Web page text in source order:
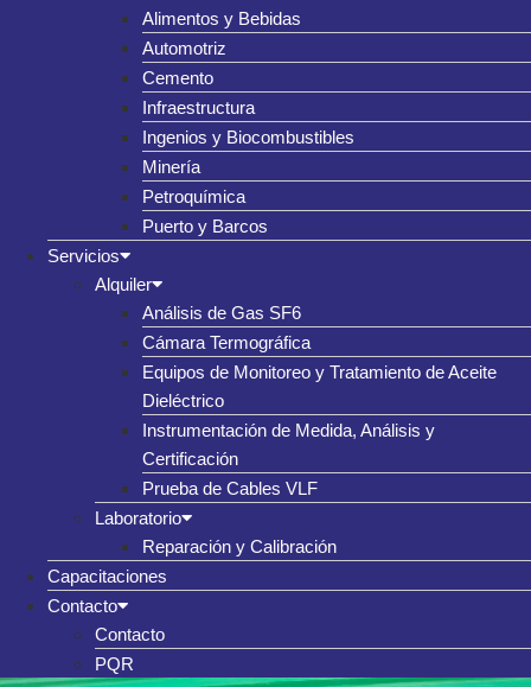
Alimentos y Bebidas
Automotriz
Cemento
Infraestructura
Ingenios y Biocombustibles
Minería
Petroquímica
Puerto y Barcos
Servicios
Alquiler
Análisis de Gas SF6
Cámara Termográfica
Equipos de Monitoreo y Tratamiento de Aceite
Dieléctrico
Instrumentación de Medida, Análisis y
Certificación
Prueba de Cables VLF
Laboratorio
Reparación y Calibración
Capacitaciones
Contacto
Contacto
PQR